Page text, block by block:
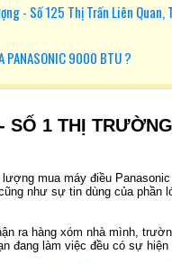
- Số 125 Thị Trấn Liên Quan,
PANASONIC 9000 BTU ?
1 THỊ
mua máy điều
như sự tin dùng của
ra hàng xóm nhà mình,
đang làm việc đều có sự hiện